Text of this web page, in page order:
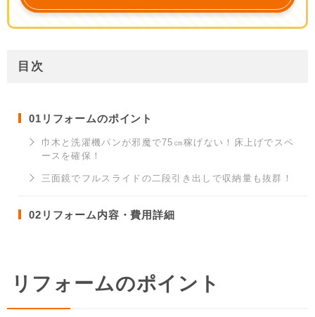
目次
01 リフォームのポイント
巾木と洗濯機パンが邪魔で75㎝稼げない！床上げでスペ
ースを確保！
三面鏡でフルスライドの二段引き出しで収納量も抜群！
02 リフォーム内容・費用詳細
リフォームのポイント